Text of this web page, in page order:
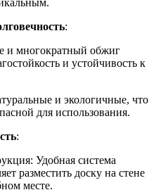
:
и многократный обжиг
и устойчивость к
и экологичные, что
для использования.
:
Удобная система
разместить доску на стене
месте.